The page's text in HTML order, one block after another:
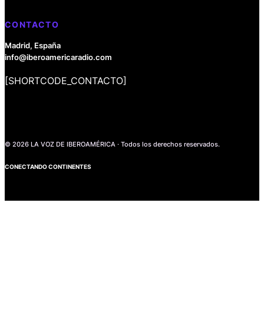
CONTACTO
Madrid, España
info@iberoamericaradio.com
[SHORTCODE_CONTACTO]
© 2026 LA VOZ DE IBEROAMÉRICA · Todos los derechos reservados.
CONECTANDO CONTINENTES